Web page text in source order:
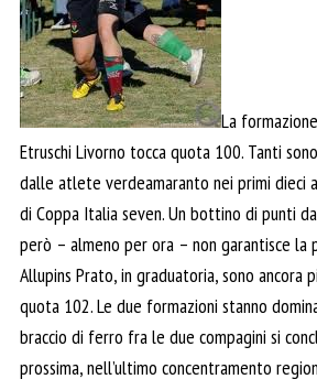
La
Etruschi Livorno tocca quota 100. Tanti
dalle atlete verdeamaranto nei primi dieci
di Coppa Italia seven. Un bottino di punti
però – almeno per ora – non garantisce la
Allupins Prato, in graduatoria, sono ancora
quota 102. Le due formazioni stanno
braccio di ferro fra le due compagini si
prossima, nell’ultimo concentramento